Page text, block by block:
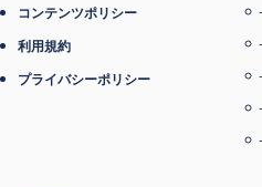
コンテンツポリシー
利用規約
プライバシーポリシー